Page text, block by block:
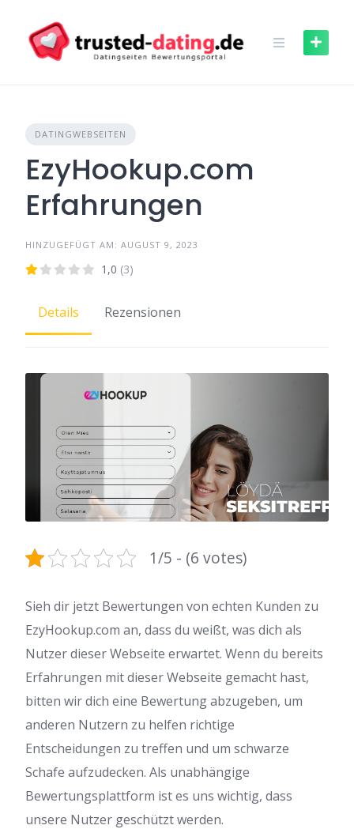
content
DATINGWEBSEITEN
EzyHookup.com
Erfahrungen
HINZUGEFÜGT AM: AUGUST 9, 2023
1,0 (3)
Details Rezensionen
1/5 - (6 votes)
Sieh dir jetzt Bewertungen von echten Kunden zu
EzyHookup.com an, dass du weißt, was dich als
Nutzer dieser Webseite erwartet. Wenn du bereits
Erfahrungen mit dieser Webseite gemacht hast,
bitten wir dich eine Bewertung abzugeben, um
anderen Nutzern zu helfen richtige
Entscheidungen zu treffen und um schwarze
Schafe aufzudecken. Als unabhängige
Bewertungsplattform ist es uns wichtig, dass
unsere Nutzer geschützt werden.